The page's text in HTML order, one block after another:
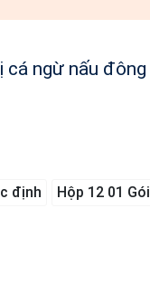
ngừ nấu đông
định Hộp 12 01 Gói